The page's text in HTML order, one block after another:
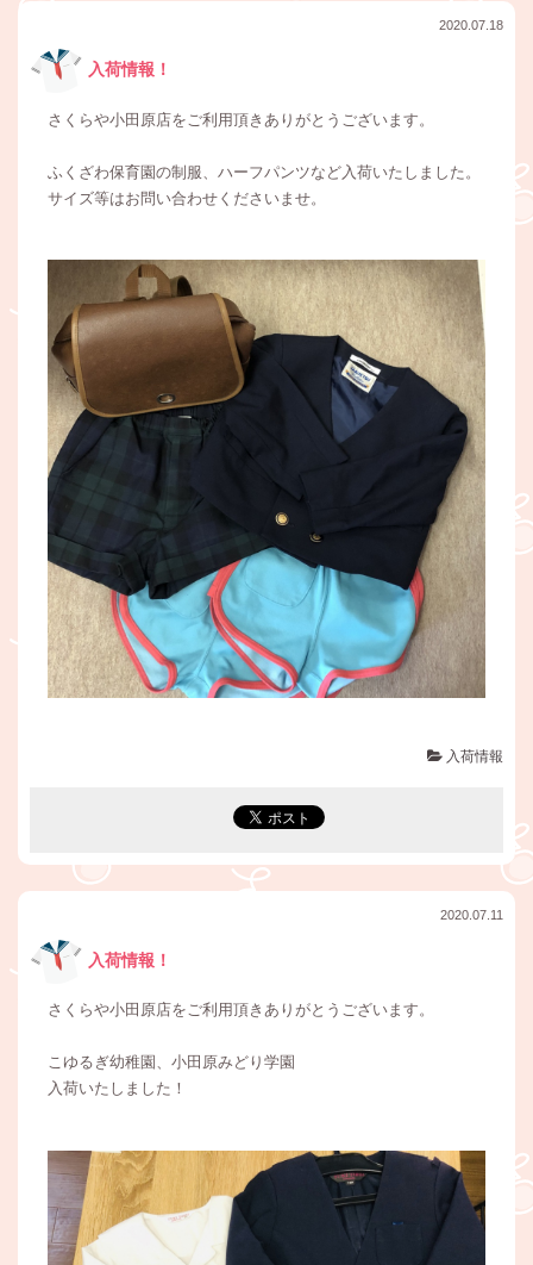
2020.07.18
入荷情報！
さくらや小田原店をご利用頂きありがとうございます。
ふくざわ保育園の制服、ハーフパンツなど入荷いたしました。
サイズ等はお問い合わせくださいませ。
入荷情報
2020.07.11
入荷情報！
さくらや小田原店をご利用頂きありがとうございます。
こゆるぎ幼稚園、小田原みどり学園
入荷いたしました！